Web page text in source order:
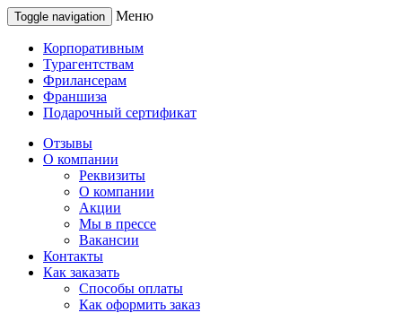
Toggle navigation Меню
Корпоративным
Турагентствам
Фрилансерам
Франшиза
Подарочный сертификат
Отзывы
О компании
Реквизиты
О компании
Акции
Мы в прессе
Вакансии
Контакты
Как заказать
Способы оплаты
Как оформить заказ